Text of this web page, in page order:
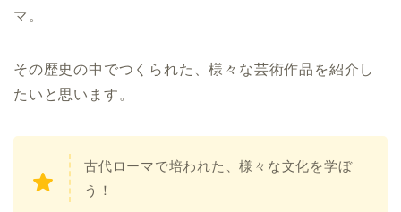
マ。
その歴史の中でつくられた、様々な芸術作品を紹介し
たいと思います。
古代ローマで培われた、様々な文化を学ぼ
う！